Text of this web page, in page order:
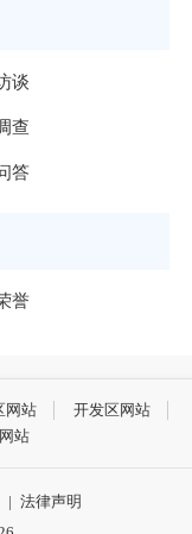
谈
查
答
誉
网站
开发区网站
站
| 法律声明